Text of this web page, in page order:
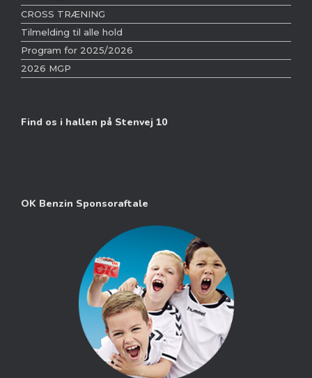
CROSS TRÆNING
Tilmelding til alle hold
Program for 2025/2026
2026 MGP
Find os i hallen på Stenvej 10
OK Benzin Sponsoraftale